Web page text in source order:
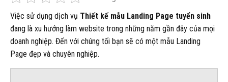
Việc sử dụng dịch vụ Thiết kế mẫu Landing Page tuyển sinh
đang là xu hướng làm website trong những năm gần đây của mọi
doanh nghiệp. Đến với chúng tối bạn sẽ có một mẫu Landing
Page đẹp và chuyên nghiệp.